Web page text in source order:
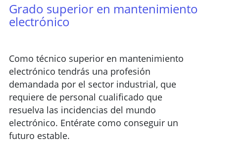
Grado superior en mantenimiento
electrónico
Como técnico superior en mantenimiento
electrónico tendrás una profesión
demandada por el sector industrial, que
requiere de personal cualificado que
resuelva las incidencias del mundo
electrónico. Entérate como conseguir un
futuro estable.